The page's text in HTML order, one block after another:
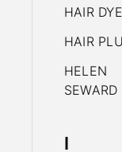
HAIR DYE
HAIR
HELEN
SEWARD
I